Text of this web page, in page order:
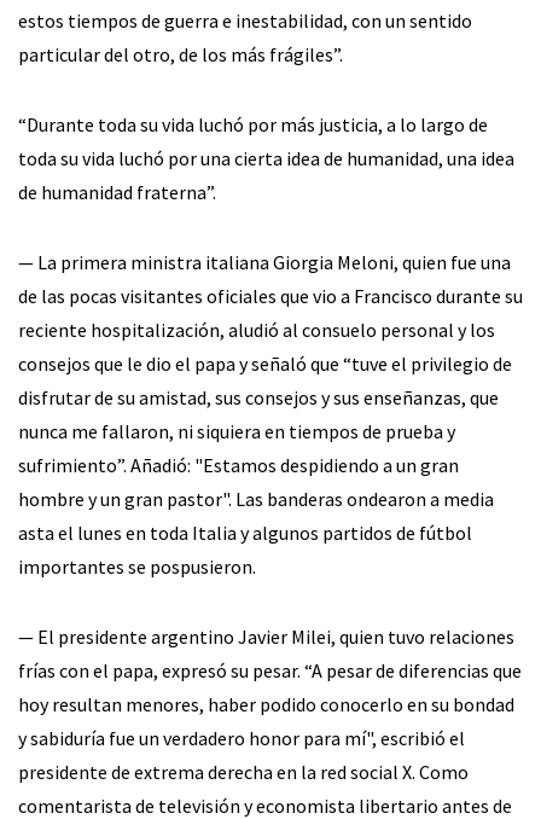
estos tiempos de guerra e inestabilidad, con un sentido
particular del otro, de los más frágiles”.
“Durante toda su vida luchó por más justicia, a lo largo de
toda su vida luchó por una cierta idea de humanidad, una idea
de humanidad fraterna”.
— La primera ministra italiana Giorgia Meloni, quien fue una
de las pocas visitantes oficiales que vio a Francisco durante su
reciente hospitalización, aludió al consuelo personal y los
consejos que le dio el papa y señaló que “tuve el privilegio de
disfrutar de su amistad, sus consejos y sus enseñanzas, que
nunca me fallaron, ni siquiera en tiempos de prueba y
sufrimiento”. Añadió: "Estamos despidiendo a un gran
hombre y un gran pastor". Las banderas ondearon a media
asta el lunes en toda Italia y algunos partidos de fútbol
importantes se pospusieron.
— El presidente argentino Javier Milei, quien tuvo relaciones
frías con el papa, expresó su pesar. “A pesar de diferencias que
hoy resultan menores, haber podido conocerlo en su bondad
y sabiduría fue un verdadero honor para mí", escribió el
presidente de extrema derecha en la red social X. Como
comentarista de televisión y economista libertario antes de